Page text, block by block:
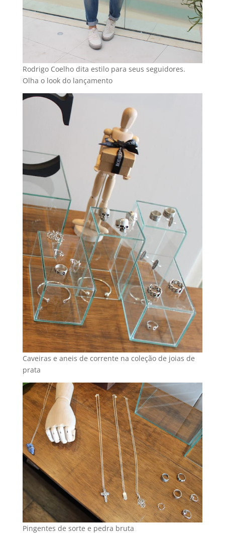
Rodrigo Coelho dita estilo para seus seguidores.
Olha o look do lançamento
Caveiras e aneis de corrente na coleção de joias de
prata
Pingentes de sorte e pedra bruta